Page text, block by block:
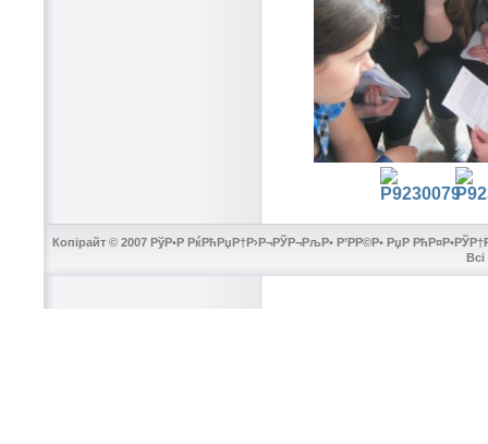
Копірайт © 2007 РўР•Р РќРћРџР†Р›Р¬РЎР¬РљР• Р’РР©Р• РџР